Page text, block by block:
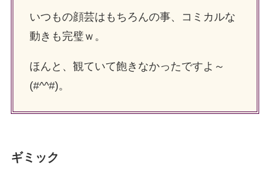
いつもの顔芸はもちろんの事、コミカルな
動きも完璧ｗ。
ほんと、観ていて飽きなかったですよ～
(#^^#)。
ギミック